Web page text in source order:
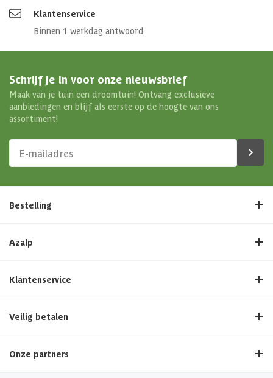
Klantenservice
Binnen 1 werkdag antwoord
Schrijf je in voor onze nieuwsbrief
Maak van je tuin een droomtuin! Ontvang exclusieve
aanbiedingen en blijf als eerste op de hoogte van ons
assortiment!
Bestelling
Azalp
Klantenservice
Veilig betalen
Onze partners